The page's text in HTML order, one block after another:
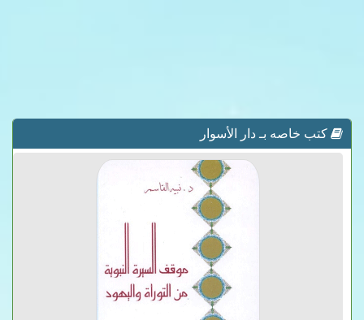
كتب خاصه بـ دار الأسوار